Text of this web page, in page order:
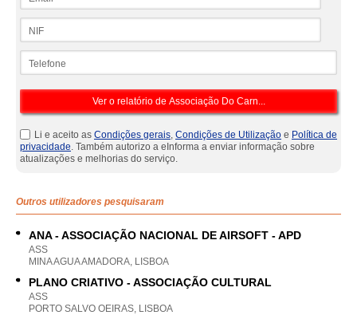
Li e aceito as Condições gerais, Condições de Utilização e Política de
privacidade. Também autorizo a eInforma a enviar informação sobre
atualizações e melhorias do serviço.
Outros utilizadores pesquisaram
ANA - ASSOCIAÇÃO NACIONAL DE AIRSOFT - APD
ASS
MINA AGUA AMADORA, LISBOA
PLANO CRIATIVO - ASSOCIAÇÃO CULTURAL
ASS
PORTO SALVO OEIRAS, LISBOA